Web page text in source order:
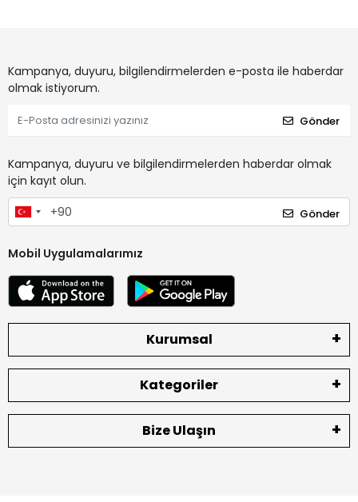
Kampanya, duyuru, bilgilendirmelerden e-posta ile haberdar
olmak istiyorum.
Gönder
Kampanya, duyuru ve bilgilendirmelerden haberdar olmak
için kayıt olun.
Gönder
Mobil Uygulamalarımız
Kurumsal
Kategoriler
Bize Ulaşın